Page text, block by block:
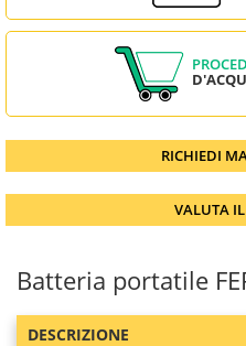
RICHIEDI
VALUTA
Batteria portatile
DESCRIZIONE